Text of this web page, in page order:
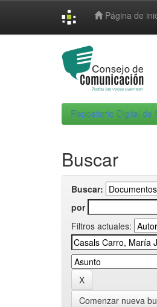
Página de
Repositorio Digital de
Buscar
Buscar:
por
Filtros actuales:
Comenzar nueva